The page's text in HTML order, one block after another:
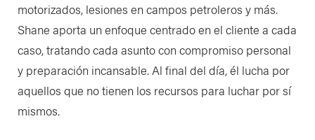
motorizados, lesiones en campos petroleros y más.
Shane aporta un enfoque centrado en el cliente a cada
caso, tratando cada asunto con compromiso personal
y preparación incansable. Al final del día, él lucha por
aquellos que no tienen los recursos para luchar por sí
mismos.